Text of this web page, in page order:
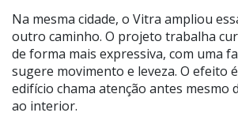
Na mesma cidade, o Vitra ampliou
outro caminho. O projeto trabalha
de forma mais expressiva, com uma
sugere movimento e leveza. O efeito
edifício chama atenção antes mesmo
ao interior.